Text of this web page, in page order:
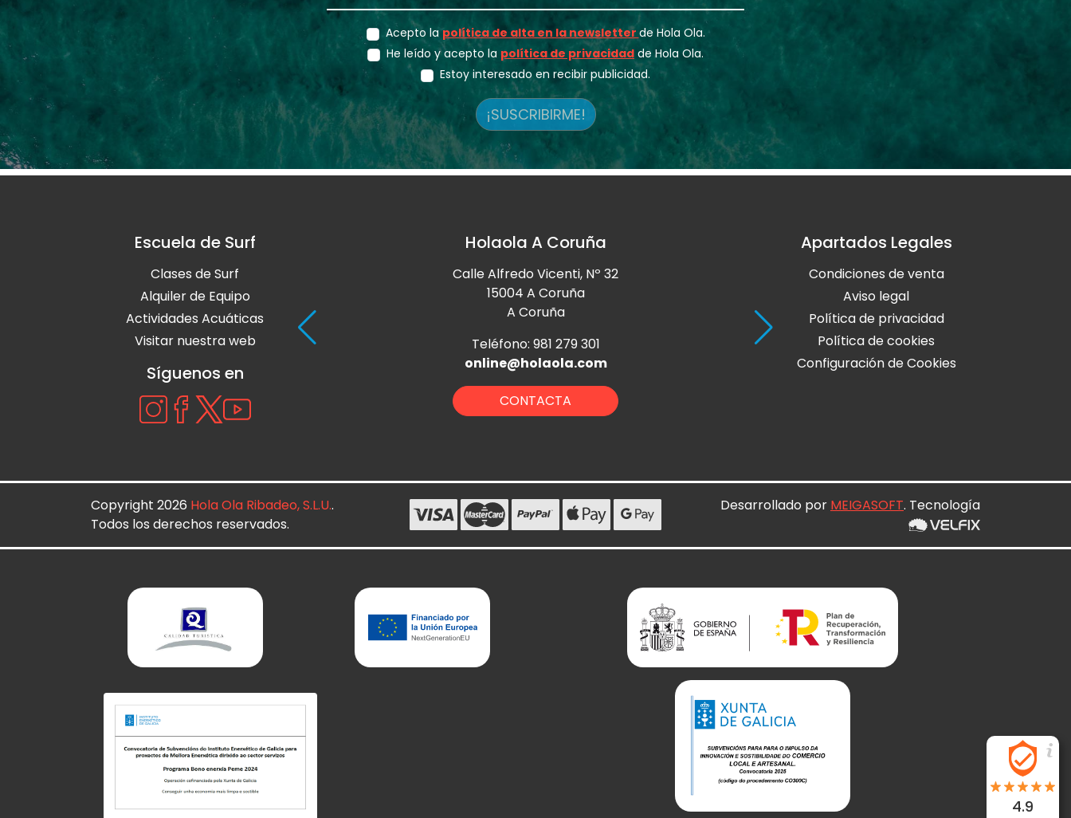
Acepto la política de alta en la newsletter de Hola Ola.
He leído y acepto la política de privacidad de Hola Ola.
Estoy interesado en recibir publicidad.
¡SUSCRIBIRME!
Escuela de Surf
Clases de Surf
Alquiler de Equipo
Actividades Acuáticas
Visitar nuestra web
Síguenos en
Holaola A Coruña
Calle Alfredo Vicenti, Nº 32
15004 A Coruña
A Coruña
Teléfono: 981 279 301
online@holaola.com
CONTACTA
Holaola Ribadeo
Avda de Leopoldo Calvo Sotelo,
Teléfono: 982 128 424
online@holaola.com
Apartados Legales
Condiciones de venta
Aviso legal
Política de privacidad
Política de cookies
Configuración de Cookies
Copyright 2026 Hola Ola Ribadeo, S.L.U..
Todos los derechos reservados.
Desarrollado por MEIGASOFT. Tecnología
4.9